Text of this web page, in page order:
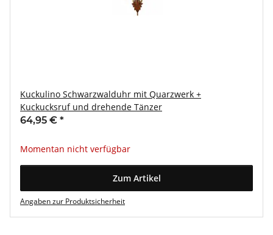
Kuckulino Schwarzwalduhr mit Quarzwerk +
Kuckucksruf und drehende Tänzer
64,95 € *
Momentan nicht verfügbar
Zum Artikel
Angaben zur Produktsicherheit